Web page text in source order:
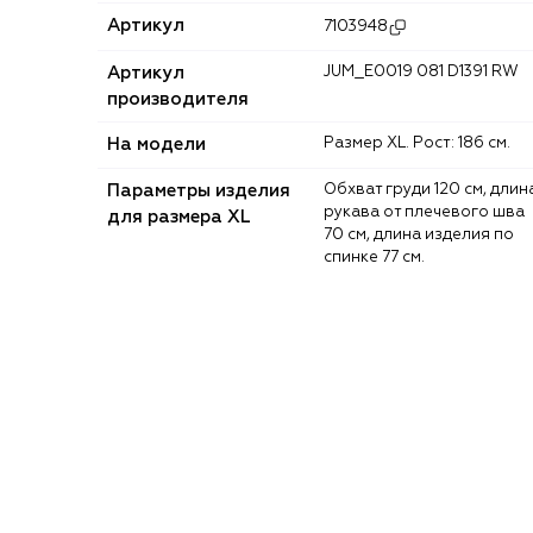
Артикул 7103948
Артикул
производителя
JUM_E0019 081 D1391 RW
На модели Размер XL. Рост: 186 см.
Параметры изделия
для размера XL
Обхват груди 120 см, длина
рукава от плечевого шва
70 см, длина изделия по
спинке 77 см.